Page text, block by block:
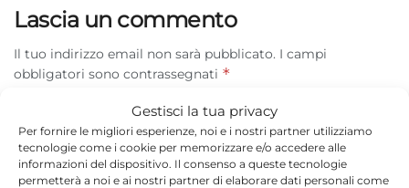
Gestisci la tua privacy
Per fornire le migliori esperienze, noi e i nostri partner utilizziamo
tecnologie come i cookie per memorizzare e/o accedere alle
informazioni del dispositivo. Il consenso a queste tecnologie
permetterà a noi e ai nostri partner di elaborare dati personali come
Lascia un commento
Il tuo indirizzo email non sarà pubblicato. I campi
obbligatori sono contrassegnati *